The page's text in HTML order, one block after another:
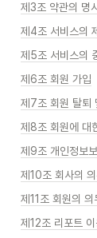
제3조 약관의 명
제4조 서비스의
제5조 서비스의
제6조 회원 가입
제7조 회원 탈퇴
제8조 회원에 대
제9조 개인정보
제10조 회사의
제11조 회원의 의
제12조 리포트